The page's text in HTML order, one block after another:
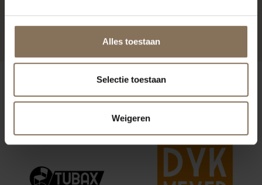
Alles toestaan
Selectie toestaan
Weigeren
VANAF€ 209,00
ONZE MERKEN